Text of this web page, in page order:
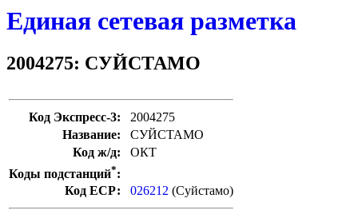
Единая сетевая разметка
2004275: СУЙСТАМО
Код Экспресс-3:
2004275
Название:
СУЙСТАМО
Код ж/д:
ОКТ
Коды подстанций*:
Код ЕСР:
026212 (Суйстамо)